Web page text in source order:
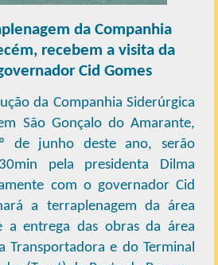
da Companhia
recebem a visita da
Cid Gomes
da Companhia Siderúrgica
São Gonçalo do Amarante,
de junho deste ano, serão
pela presidenta Dilma
com o governador Cid
a terraplenagem da área
a entrega das obras da área
Transportadora e do Terminal